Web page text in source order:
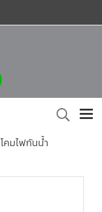
โคมไฟกันน้ำ